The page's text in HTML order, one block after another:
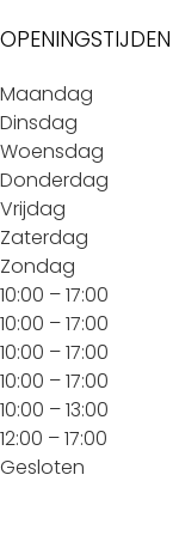
OPENINGSTIJDEN
Maandag
Dinsdag
Woensdag
Donderdag
Vrijdag
Zaterdag
Zondag
10:00 – 17:00
10:00 – 17:00
10:00 – 17:00
10:00 – 17:00
10:00 – 13:00
12:00 – 17:00
Gesloten